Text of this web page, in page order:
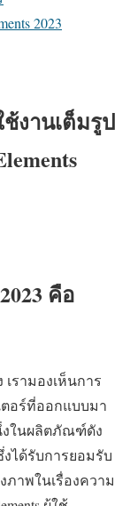
2023
งานเต็มรูป
คือ
รามองเห็นการ
อร์ที่ออกแบบมา
งในผลิตภัณฑ์ดัง
งได้รับการยอมรับ
าพในเรื่องความ